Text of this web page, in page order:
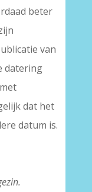
beter
van
datering
dat het
datum is.